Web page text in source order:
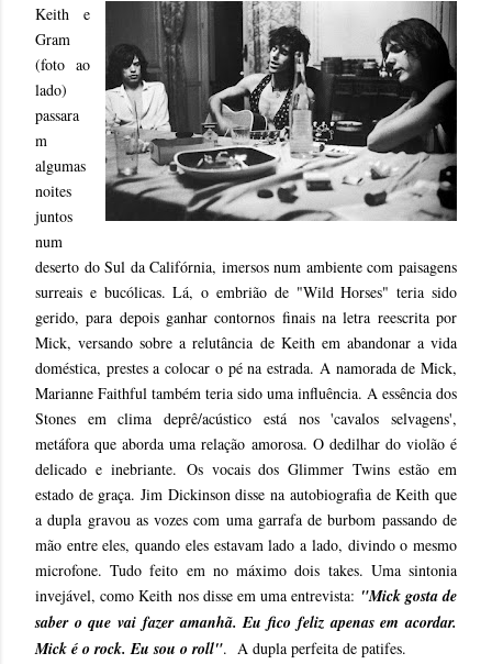
Keith e
Gram
(foto ao
lado)
passara
m
algumas
noites
juntos
num
deserto do Sul da Califórnia, imersos num ambiente com paisagens
surreais e bucólicas. Lá, o embrião de "Wild Horses" teria sido
gerido, para depois ganhar contornos finais na letra reescrita por
Mick, versando sobre a relutância de Keith em abandonar a vida
doméstica, prestes a colocar o pé na estrada. A namorada de Mick,
Marianne Faithful também teria sido uma influência. A essência dos
Stones em clima deprê/acústico está nos 'cavalos selvagens',
metáfora que aborda uma relação amorosa. O dedilhar do violão é
delicado e inebriante. Os vocais dos Glimmer Twins estão em
estado de graça. Jim Dickinson disse na autobiografia de Keith que
a dupla gravou as vozes com uma garrafa de burbom passando de
mão entre eles, quando eles estavam lado a lado, divindo o mesmo
microfone. Tudo feito em no máximo dois takes. Uma sintonia
invejável, como Keith nos disse em uma entrevista: "Mick gosta de
saber o que vai fazer amanhã. Eu fico feliz apenas em acordar.
Mick é o rock. Eu sou o roll". A dupla perfeita de patifes.